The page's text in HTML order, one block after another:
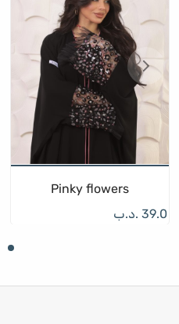
Pinky flowers
39.0 .د.ب